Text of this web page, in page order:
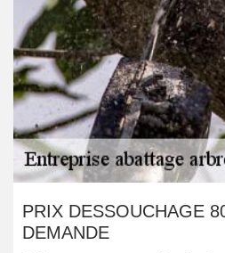
PRIX DESSOUCHAGE
DEMANDE